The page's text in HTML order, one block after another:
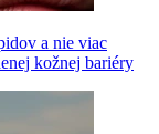
a nie viac
kožnej bariéry